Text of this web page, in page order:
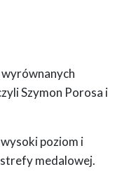
Szymon Porosa i
poziom i
medalowej.